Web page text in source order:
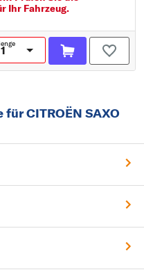
Ihr Fahrzeug.
CITROËN SAXO